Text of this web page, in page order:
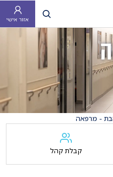
פתח חיפוש
אזור אישי
- מרפאה
קבלת קהל